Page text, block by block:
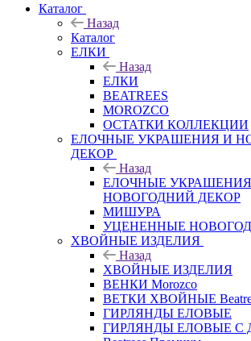
Каталог
Назад
Каталог
ЕЛКИ
Назад
ЕЛКИ
BEATREES
MOROZCO
ОСТАТКИ КОЛЛЕКЦИИ
ЕЛОЧНЫЕ УКРАШЕНИЯ И
ДЕКОР
Назад
ЕЛОЧНЫЕ
НОВОГОДНИЙ ДЕКОР
МИШУРА
УЦЕНЕННЫЕ
ХВОЙНЫЕ ИЗДЕЛИЯ
Назад
ХВОЙНЫЕ ИЗДЕЛИЯ
ВЕНКИ Morozco
ВЕТКИ ХВОЙНЫЕ
ГИРЛЯНДЫ ЕЛОВЫЕ
ГИРЛЯНДЫ ЕЛОВЫЕ С